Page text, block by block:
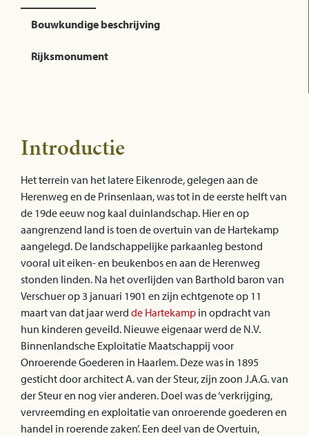
Bouwkundige beschrijving
Rijksmonument
Introductie
Het terrein van het latere Eikenrode, gelegen aan de
Herenweg en de Prinsenlaan, was tot in de eerste helft van
de 19de eeuw nog kaal duinlandschap. Hier en op
aangrenzend land is toen de overtuin van de Hartekamp
aangelegd. De landschappelijke parkaanleg bestond
vooral uit eiken- en beukenbos en aan de Herenweg
stonden linden. Na het overlijden van Barthold baron van
Verschuer op 3 januari 1901 en zijn echtgenote op 11
maart van dat jaar werd de Hartekamp in opdracht van
hun kinderen geveild. Nieuwe eigenaar werd de N.V.
Binnenlandsche Exploitatie Maatschappij voor
Onroerende Goederen in Haarlem. Deze was in 1895
gesticht door architect A. van der Steur, zijn zoon J.A.G. van
der Steur en nog vier anderen. Doel was de ‘verkrijging,
vervreemding en exploitatie van onroerende goederen en
handel in roerende zaken’. Een deel van de Overtuin,